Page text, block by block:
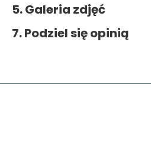
5. Galeria zdjęć
7. Podziel się opinią